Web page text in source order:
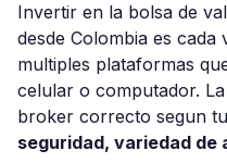
Invertir en la bolsa de
desde Colombia es cada
multiples plataformas
celular o computador.
broker correcto segun
seguridad, variedad